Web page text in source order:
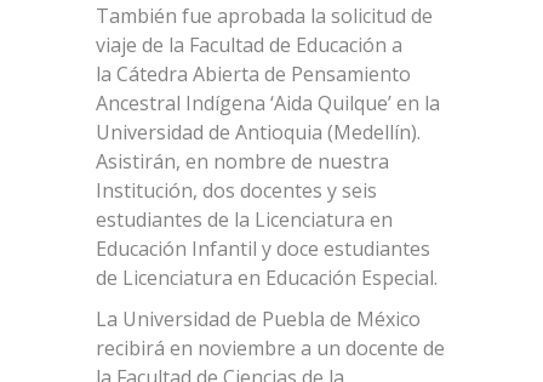
También fue aprobada la solicitud de
viaje de la Facultad de Educación a
la Cátedra Abierta de Pensamiento
Ancestral Indígena ‘Aida Quilque’ en la
Universidad de Antioquia (Medellín).
Asistirán, en nombre de nuestra
Institución, dos docentes y seis
estudiantes de la Licenciatura en
Educación Infantil y doce estudiantes
de Licenciatura en Educación Especial.
La Universidad de Puebla de México
recibirá en noviembre a un docente de